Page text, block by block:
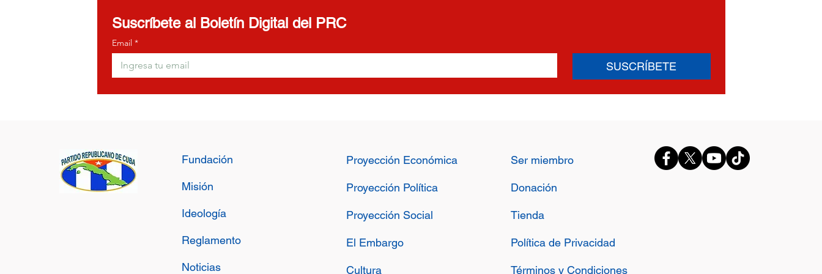
Suscríbete al Boletín Digital del PRC
Email *
SUSCRÍBETE
Fundación
Misión
Ideología
Reglamento
Noticias
Proyección Económica
Proyección Política
Proyección Social
El Embargo
Cultura
Ser miembro
Donación
Tienda
Política de Privacidad
Términos y Condiciones